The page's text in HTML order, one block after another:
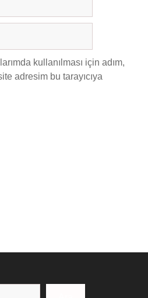
kullanılması için adım,
adresim bu tarayıcıya